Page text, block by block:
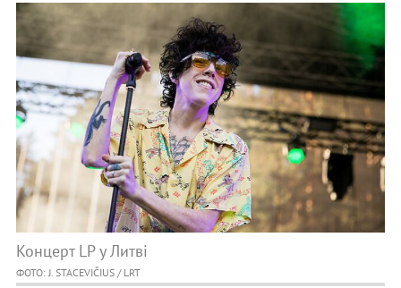
Концерт LP у Литві
ФОТО: J. STACEVIČIUS / LRT